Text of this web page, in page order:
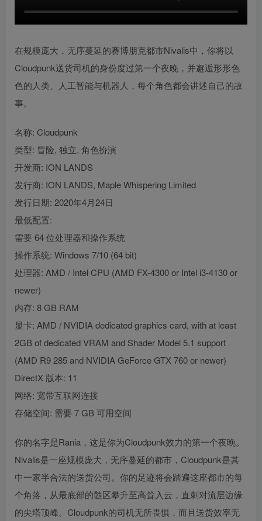
在规模庞大，无序蔓延的赛博朋克都市Nivalis中，你将以
Cloudpunk送货司机的身份度过第一个夜晚，并邂逅形形色
色的人类、人工智能与机器人，每个角色都会讲述自己的故
事。
名称: Cloudpunk
类型: 冒险, 独立, 角色扮演
开发商: ION LANDS
发行商: ION LANDS, Maple Whispering Limited
发行日期: 2020年4月24日
最低配置:
需要 64 位处理器和操作系统
操作系统: Windows 7/10 (64 bit)
处理器: AMD / Intel CPU (AMD FX-4300 or Intel i3-4130 or
newer)
内存: 8 GB RAM
显卡: AMD / NVIDIA dedicated graphics card, with at least
2GB of dedicated VRAM and Shader Model 5.1 support
(AMD R9 285 and NVIDIA GeForce GTX 760 or newer)
DirectX 版本: 11
网络: 宽带互联网连接
存储空间: 需要 7 GB 可用空间
你的名字是Rania，这是你为Cloudpunk效力的第一个夜晚。
Nivalis是一座规模庞大，无序蔓延的都市，Cloudpunk是其
中一家半合法的送货公司。你的足迹将会踏遍这座都市的每
个角落，从最底部的髓区攀升至高耸入云，直刺对流层边缘
的尖塔顶峰。Cloudpunk的司机无所畏惧，而且送货效率无